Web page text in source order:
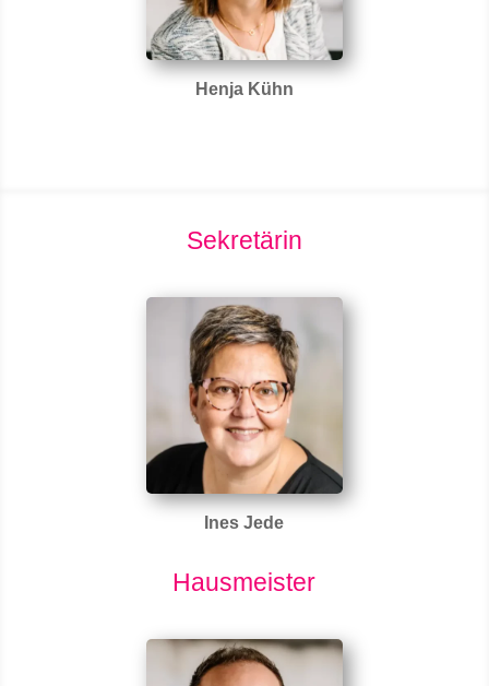
Henja Kühn
Sekretärin
Ines Jede
Hausmeister